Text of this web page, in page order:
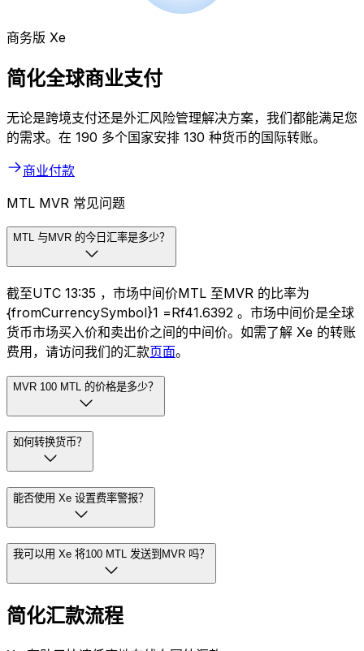
商务版 Xe
简化全球商业支付
无论是跨境支付还是外汇风险管理解决方案，我们都能满足您
的需求。在 190 多个国家安排 130 种货币的国际转账。
商业付款
MTL MVR 常见问题
MTL 与MVR 的今日汇率是多少？
截至UTC 13:35 ，市场中间价MTL 至MVR 的比率为
{fromCurrencySymbol}1 =Rf41.6392 。市场中间价是全球
货币市场买入价和卖出价之间的中间价。如需了解 Xe 的转账
费用，请访问我们的汇款页面。
MVR 100 MTL 的价格是多少？
如何转换货币？
能否使用 Xe 设置费率警报？
我可以用 Xe 将100 MTL 发送到MVR 吗？
简化汇款流程